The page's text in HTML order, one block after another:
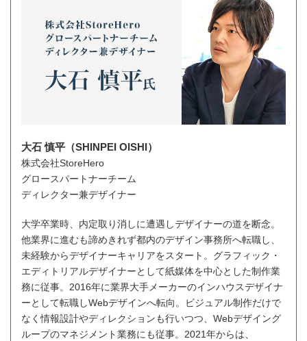
大石 慎平（SHINPEI OISHI）
株式会社StoreHero
グロースパートナーチーム
ディレクター兼デザイナー
大学卒業時、内定取り消しに遭遇しデザイナーの道を断念。
他業界に進むも諦めきれず都内のデザイン事務所へ転職し、
未経験からデザイナーキャリアをスタート。グラフィック・
エディトリアルデザイナーとして紙媒体を中心とした制作業
務に従事。2016年に業界大手メーカーのインハウスデザイナ
ーとして転職しWebデザインへ転向。ビジュアル制作だけで
なく情報設計やディレクションも行いつつ、Webデザイング
ループのマネジメント業務にも従事。2021年からは、